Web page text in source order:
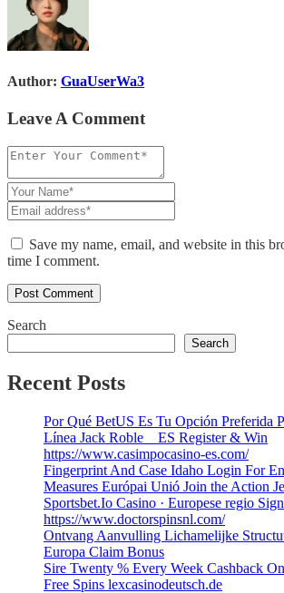
Author: GuaUserWa3
Leave A Comment
Save my name, email, and website in this
time I comment.
Search
Search
Recent Posts
Por Qué BetUS Es Tu Opción Preferida
Línea Jack Roble _ ES Register & Win
https://www.casimpocasino-es.com/
Fingerprint And Case Idaho Login For
Measures Európai Unió Join the Action
Sportsbet.Io Casino · Europese regio
https://www.doctorspinsnl.com/
Ontvang Aanvulling Lichamelijke
Europa Claim Bonus
Sire Twenty % Every Week Cashback
Free Spins lexcasinodeutsch.de